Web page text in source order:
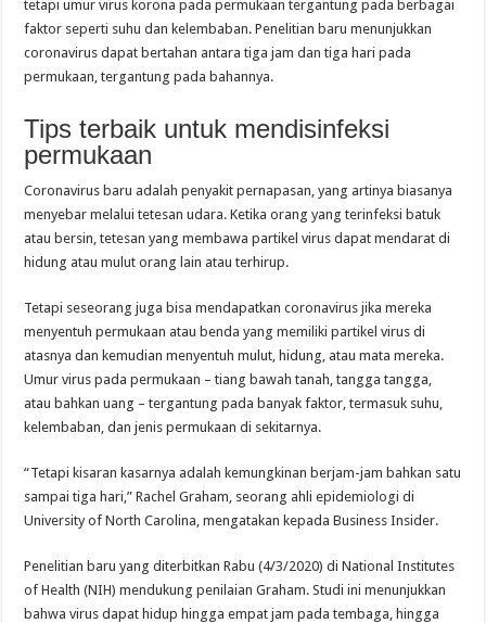
tetapi umur virus korona pada permukaan tergantung pada berbagai
faktor seperti suhu dan kelembaban. Penelitian baru menunjukkan
coronavirus dapat bertahan antara tiga jam dan tiga hari pada
permukaan, tergantung pada bahannya.
Tips terbaik untuk mendisinfeksi
permukaan
Coronavirus baru adalah penyakit pernapasan, yang artinya biasanya
menyebar melalui tetesan udara. Ketika orang yang terinfeksi batuk
atau bersin, tetesan yang membawa partikel virus dapat mendarat di
hidung atau mulut orang lain atau terhirup.
Tetapi seseorang juga bisa mendapatkan coronavirus jika mereka
menyentuh permukaan atau benda yang memiliki partikel virus di
atasnya dan kemudian menyentuh mulut, hidung, atau mata mereka.
Umur virus pada permukaan – tiang bawah tanah, tangga tangga,
atau bahkan uang – tergantung pada banyak faktor, termasuk suhu,
kelembaban, dan jenis permukaan di sekitarnya.
“Tetapi kisaran kasarnya adalah kemungkinan berjam-jam bahkan satu
sampai tiga hari,” Rachel Graham, seorang ahli epidemiologi di
University of North Carolina, mengatakan kepada Business Insider.
Penelitian baru yang diterbitkan Rabu (4/3/2020) di National Institutes
of Health (NIH) mendukung penilaian Graham. Studi ini menunjukkan
bahwa virus dapat hidup hingga empat jam pada tembaga, hingga